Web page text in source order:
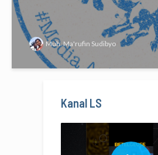
Muh. Ma'rufin Sudibyo
Kanal LS